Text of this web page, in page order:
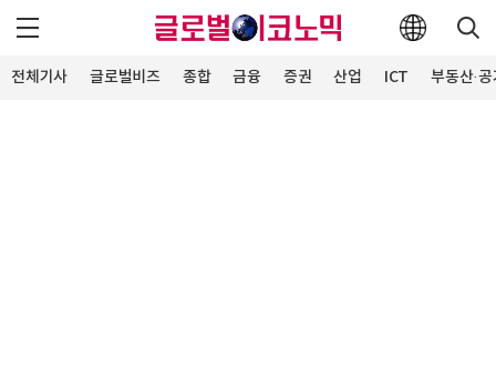
전체기사 글로벌비즈 종합 금융 증권 산업 ICT 부동산·